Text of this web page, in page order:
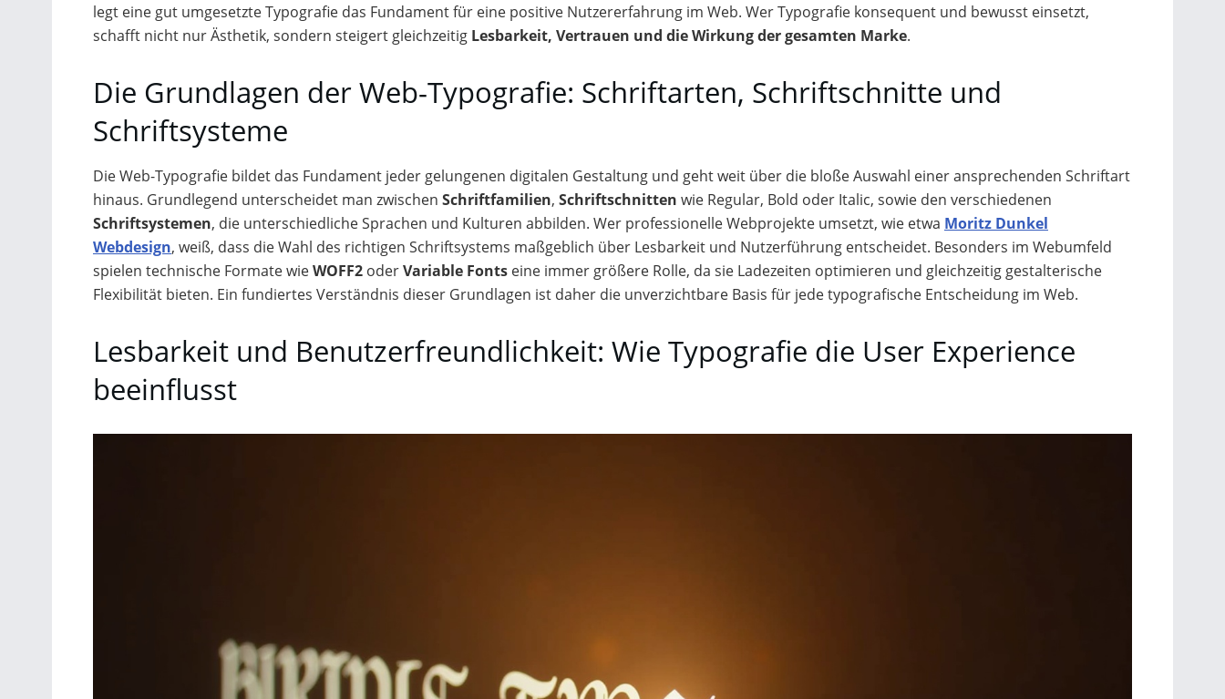
legt eine gut umgesetzte Typografie das Fundament für eine positive Nutzererfahrung im Web. Wer Typografie konsequent und bewusst einsetzt,
schafft nicht nur Ästhetik, sondern steigert gleichzeitig Lesbarkeit, Vertrauen und die Wirkung der gesamten Marke.
Die Grundlagen der Web-Typografie: Schriftarten, Schriftschnitte und
Schriftsysteme
Die Web-Typografie bildet das Fundament jeder gelungenen digitalen Gestaltung und geht weit über die bloße Auswahl einer ansprechenden Schriftart
hinaus. Grundlegend unterscheidet man zwischen Schriftfamilien, Schriftschnitten wie Regular, Bold oder Italic, sowie den verschiedenen
Schriftsystemen, die unterschiedliche Sprachen und Kulturen abbilden. Wer professionelle Webprojekte umsetzt, wie etwa Moritz Dunkel
Webdesign, weiß, dass die Wahl des richtigen Schriftsystems maßgeblich über Lesbarkeit und Nutzerführung entscheidet. Besonders im Webumfeld
spielen technische Formate wieWOFF2 oderVariable Fonts eine immer größere Rolle, da sie Ladezeiten optimieren und gleichzeitig gestalterische
Flexibilität bieten. Ein fundiertes Verständnis dieser Grundlagen ist daher die unverzichtbare Basis für jede typografische Entscheidung im Web.
Lesbarkeit und Benutzerfreundlichkeit: Wie Typografie die User Experience
beeinflusst